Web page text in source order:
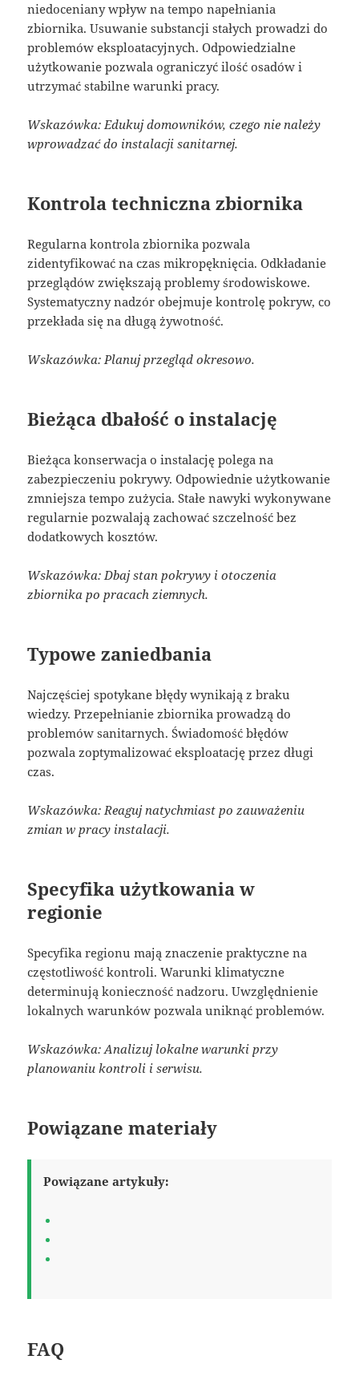
niedoceniany wpływ na tempo napełniania
zbiornika. Usuwanie substancji stałych prowadzi do
problemów eksploatacyjnych. Odpowiedzialne
użytkowanie pozwala ograniczyć ilość osadów i
utrzymać stabilne warunki pracy.
Wskazówka: Edukuj domowników, czego nie należy
wprowadzać do instalacji sanitarnej.
Kontrola techniczna zbiornika
Regularna kontrola zbiornika pozwala
zidentyfikować na czas mikropęknięcia. Odkładanie
przeglądów zwiększają problemy środowiskowe.
Systematyczny nadzór obejmuje kontrolę pokryw, co
przekłada się na długą żywotność.
Wskazówka: Planuj przegląd okresowo.
Bieżąca dbałość o instalację
Bieżąca konserwacja o instalację polega na
zabezpieczeniu pokrywy. Odpowiednie użytkowanie
zmniejsza tempo zużycia. Stałe nawyki wykonywane
regularnie pozwalają zachować szczelność bez
dodatkowych kosztów.
Wskazówka: Dbaj stan pokrywy i otoczenia
zbiornika po pracach ziemnych.
Typowe zaniedbania
Najczęściej spotykane błędy wynikają z braku
wiedzy. Przepełnianie zbiornika prowadzą do
problemów sanitarnych. Świadomość błędów
pozwala zoptymalizować eksploatację przez długi
czas.
Wskazówka: Reaguj natychmiast po zauważeniu
zmian w pracy instalacji.
Specyfika użytkowania w
regionie
Specyfika regionu mają znaczenie praktyczne na
częstotliwość kontroli. Warunki klimatyczne
determinują konieczność nadzoru. Uwzględnienie
lokalnych warunków pozwala uniknąć problemów.
Wskazówka: Analizuj lokalne warunki przy
planowaniu kontroli i serwisu.
Powiązane materiały
Powiązane artykuły:
FAQ